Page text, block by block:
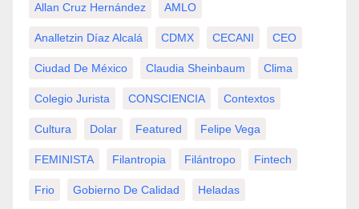
Allan Cruz Hernández AMLO
Analletzin Díaz Alcalá CDMX CECANI CEO
Ciudad De México Claudia Sheinbaum Clima
Colegio Jurista CONSCIENCIA Contextos
Cultura Dolar Featured Felipe Vega
FEMINISTA Filantropia Filántropo Fintech
Frio Gobierno De Calidad Heladas